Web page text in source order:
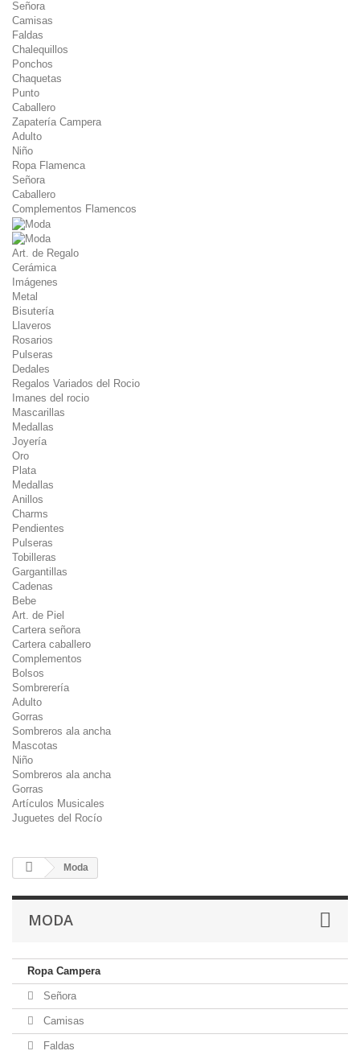
Señora
Camisas
Faldas
Chalequillos
Ponchos
Chaquetas
Punto
Caballero
Zapatería Campera
Adulto
Niño
Ropa Flamenca
Señora
Caballero
Complementos Flamencos
Art. de Regalo
Cerámica
Imágenes
Metal
Bisutería
Llaveros
Rosarios
Pulseras
Dedales
Regalos Variados del Rocio
Imanes del rocio
Mascarillas
Medallas
Joyería
Oro
Plata
Medallas
Anillos
Charms
Pendientes
Pulseras
Tobilleras
Gargantillas
Cadenas
Bebe
Art. de Piel
Cartera señora
Cartera caballero
Complementos
Bolsos
Sombrerería
Adulto
Gorras
Sombreros ala ancha
Mascotas
Niño
Sombreros ala ancha
Gorras
Artículos Musicales
Juguetes del Rocío
Moda
MODA
Ropa Campera
Señora
Camisas
Faldas